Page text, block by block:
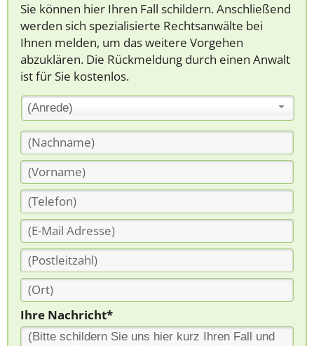
Sie können hier Ihren Fall schildern. Anschließend
werden sich spezialisierte Rechtsanwälte bei
Ihnen melden, um das weitere Vorgehen
abzuklären. Die Rückmeldung durch einen Anwalt
ist für Sie kostenlos.
(Anrede)
Ihre Nachricht*